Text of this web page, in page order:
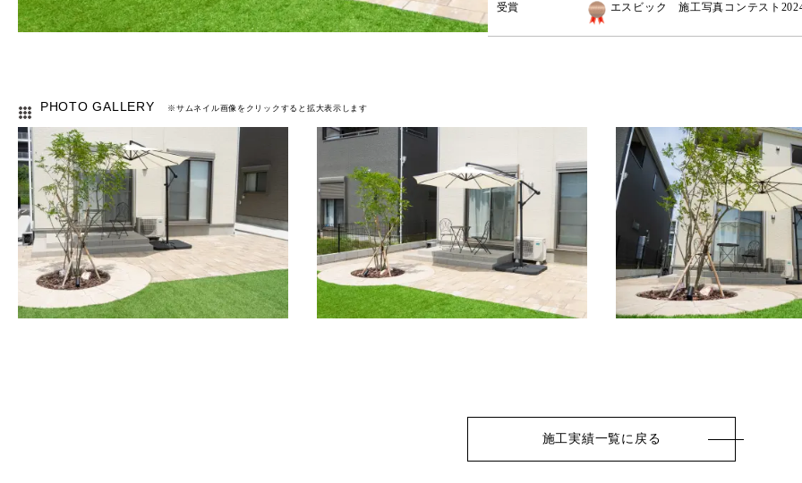
受賞 エスビック 施工写真コンテスト
PHOTO GALLERY ※サムネイル画像をクリックすると拡大表示します
施工実績一覧に戻る